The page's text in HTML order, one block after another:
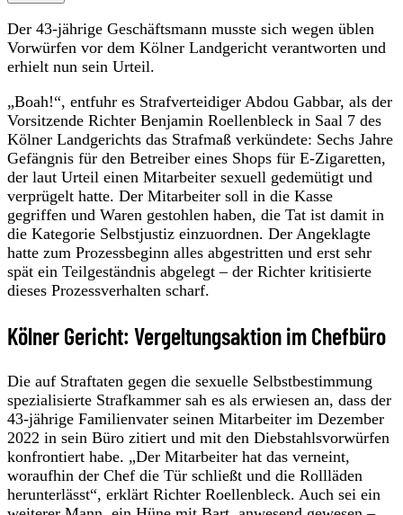
Der 43-jährige Geschäftsmann musste sich wegen üblen
Vorwürfen vor dem Kölner Landgericht verantworten und
erhielt nun sein Urteil.
„Boah!“, entfuhr es Strafverteidiger Abdou Gabbar, als der
Vorsitzende Richter Benjamin Roellenbleck in Saal 7 des
Kölner Landgerichts das Strafmaß verkündete: Sechs Jahre
Gefängnis für den Betreiber eines Shops für E-Zigaretten,
der laut Urteil einen Mitarbeiter sexuell gedemütigt und
verprügelt hatte. Der Mitarbeiter soll in die Kasse
gegriffen und Waren gestohlen haben, die Tat ist damit in
die Kategorie Selbstjustiz einzuordnen. Der Angeklagte
hatte zum Prozessbeginn alles abgestritten und erst sehr
spät ein Teilgeständnis abgelegt – der Richter kritisierte
dieses Prozessverhalten scharf.
Kölner Gericht: Vergeltungsaktion im Chefbüro
Die auf Straftaten gegen die sexuelle Selbstbestimmung
spezialisierte Strafkammer sah es als erwiesen an, dass der
43-jährige Familienvater seinen Mitarbeiter im Dezember
2022 in sein Büro zitiert und mit den Diebstahlsvorwürfen
konfrontiert habe. „Der Mitarbeiter hat das verneint,
woraufhin der Chef die Tür schließt und die Rollläden
herunterlässt“, erklärt Richter Roellenbleck. Auch sei ein